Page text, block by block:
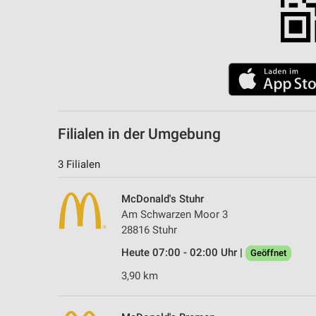
Filialen in der Umgebung
3 Filialen
McDonald's Stuhr
Am Schwarzen Moor 3
28816 Stuhr
Heute 07:00 - 02:00 Uhr |
Geöffnet
3,90 km